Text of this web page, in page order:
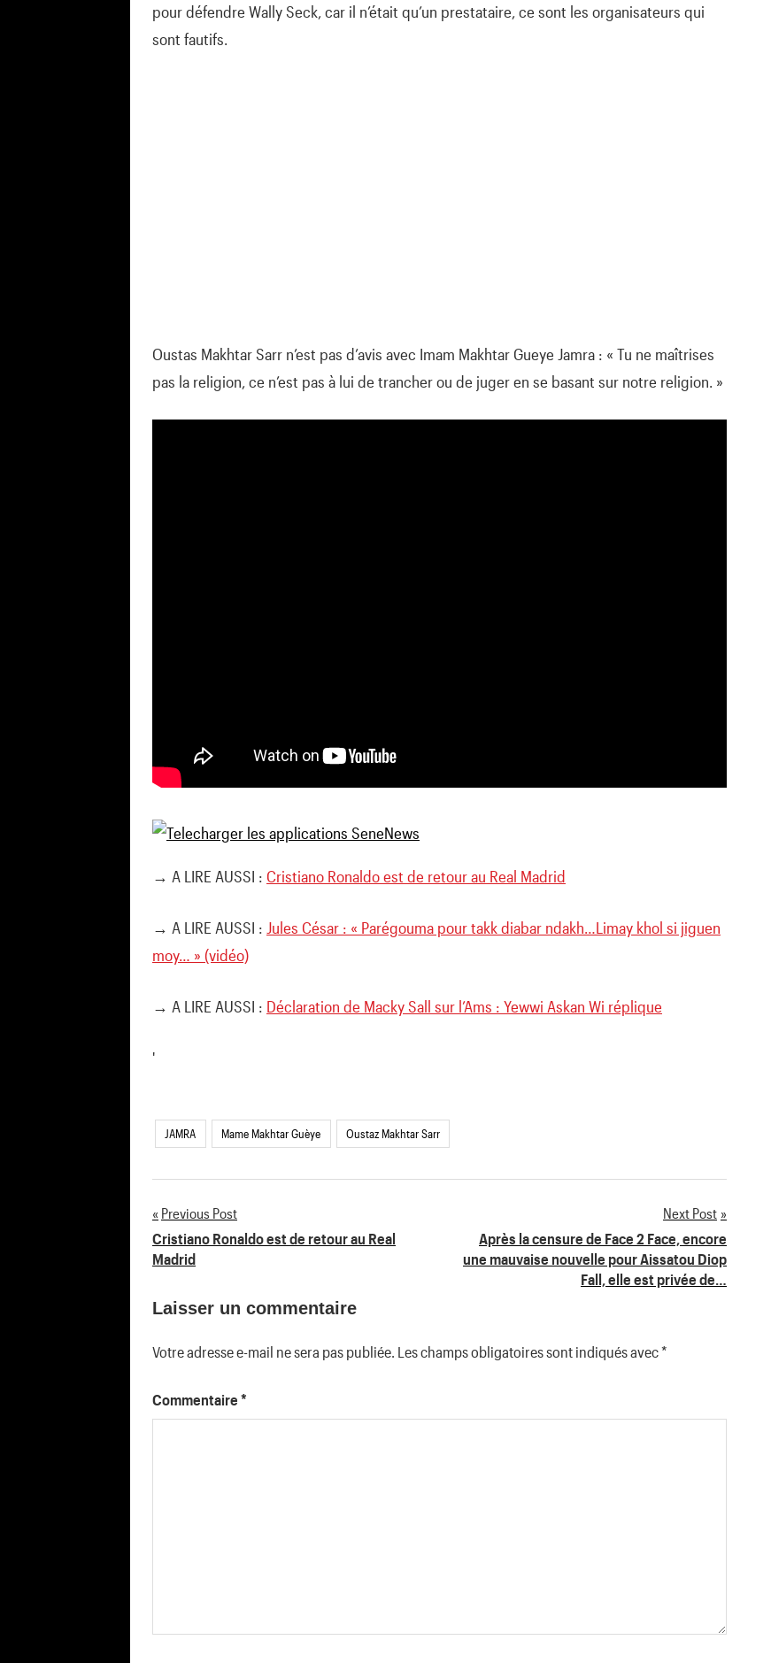
pour défendre Wally Seck, car il n’était qu’un prestataire, ce sont les organisateurs qui
sont fautifs.
Oustas Makhtar Sarr n’est pas d’avis avec Imam Makhtar Gueye Jamra : « Tu ne maîtrises
pas la religion, ce n’est pas à lui de trancher ou de juger en se basant sur notre religion. »
→ A LIRE AUSSI : Cristiano Ronaldo est de retour au Real Madrid
→ A LIRE AUSSI : Jules César : « Parégouma pour takk diabar ndakh…Limay khol si jiguen
moy… » (vidéo)
→ A LIRE AUSSI : Déclaration de Macky Sall sur l’Ams : Yewwi Askan Wi réplique
'
JAMRA Mame Makhtar Guèye Oustaz Makhtar Sarr
Navigation
de
l’article
Previous Post
Cristiano Ronaldo est de retour au Real
Madrid
Next Post
Après la censure de Face 2 Face, encore
une mauvaise nouvelle pour Aissatou Diop
Fall, elle est privée de…
Laisser un commentaire
Votre adresse e-mail ne sera pas publiée. Les champs obligatoires sont indiqués avec*
Commentaire *